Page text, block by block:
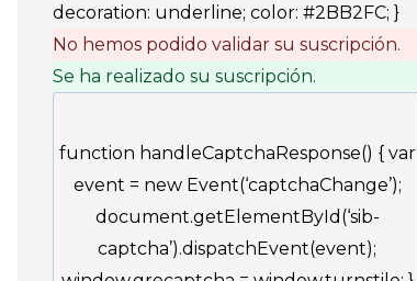
decoration: underline; color: #2BB2FC; }
No hemos podido validar su suscripción.
Se ha realizado su suscripción.
function handleCaptchaResponse() { var
event = new Event(‘captchaChange’);
document.getElementById(‘sib-
captcha’).dispatchEvent(event);